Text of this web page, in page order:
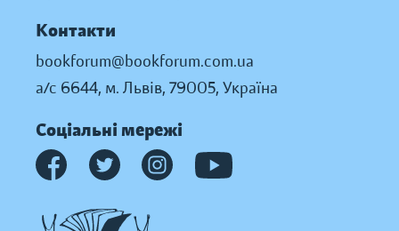
Контакти
bookforum@bookforum.com.ua
а/с 6644, м. Львів, 79005, Україна
Соціальні мережі